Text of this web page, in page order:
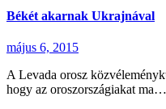
Békét akarnak Ukrajnával
május 6, 2015
A Levada orosz
hogy az oroszországiakat ma…